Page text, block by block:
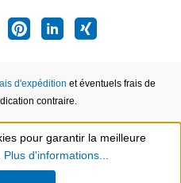
d'expédition et éventuels frais de
contraire.
pour garantir la meilleure
Plus d'informations...